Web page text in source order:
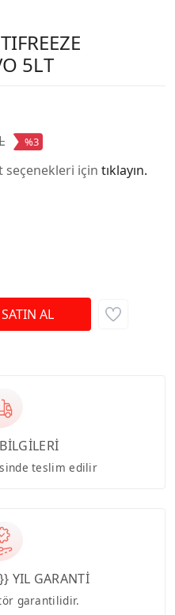
5LT
%3
seçenekleri için tıklayın.
teslim edilir
YIL GARANTİ
garantilidir.